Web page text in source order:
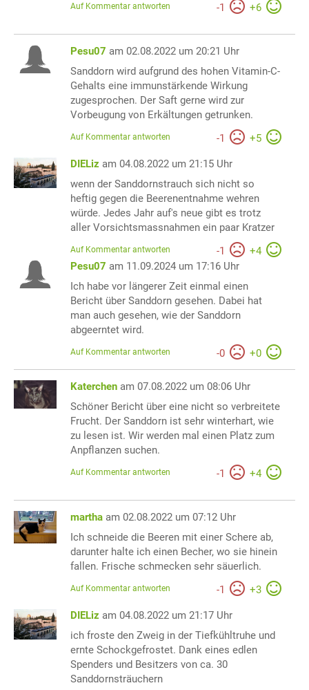
-1 +6
Auf Kommentar antworten
Pesu07 am 02.08.2022 um 20:21 Uhr
Sanddorn wird aufgrund des hohen Vitamin-C-
Gehalts eine immunstärkende Wirkung
zugesprochen. Der Saft gerne wird zur
Vorbeugung von Erkältungen getrunken.
-1 +5
Auf Kommentar antworten
DIELiz am 04.08.2022 um 21:15 Uhr
wenn der Sanddornstrauch sich nicht so
heftig gegen die Beerenentnahme wehren
würde. Jedes Jahr auf's neue gibt es trotz
aller Vorsichtsmassnahmen ein paar Kratzer
-1 +4
Auf Kommentar antworten
Pesu07 am 11.09.2024 um 17:16 Uhr
Ich habe vor längerer Zeit einmal einen
Bericht über Sanddorn gesehen. Dabei hat
man auch gesehen, wie der Sanddorn
abgeerntet wird.
-0 +0
Auf Kommentar antworten
Katerchen am 07.08.2022 um 08:06 Uhr
Schöner Bericht über eine nicht so verbreitete
Frucht. Der Sanddorn ist sehr winterhart, wie
zu lesen ist. Wir werden mal einen Platz zum
Anpflanzen suchen.
-1 +4
Auf Kommentar antworten
martha am 02.08.2022 um 07:12 Uhr
Ich schneide die Beeren mit einer Schere ab,
darunter halte ich einen Becher, wo sie hinein
fallen. Frische schmecken sehr säuerlich.
-1 +3
Auf Kommentar antworten
DIELiz am 04.08.2022 um 21:17 Uhr
ich froste den Zweig in der Tiefkühltruhe und
ernte Schockgefrostet. Dank eines edlen
Spenders und Besitzers von ca. 30
Sanddornsträuchern